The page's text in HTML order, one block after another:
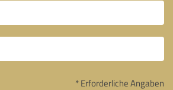
* Erforderliche Angaben